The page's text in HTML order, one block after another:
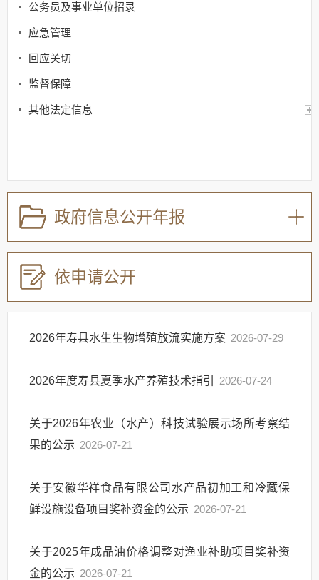
公务员及事业单位招录
应急管理
回应关切
监督保障
其他法定信息
政府信息公开年报
依申请公开
2026年寿县水生生物增殖放流实施方案 2026-07-29
2026年度寿县夏季水产养殖技术指引 2026-07-24
关于2026年农业（水产）科技试验展示场所考察结
果的公示 2026-07-21
关于安徽华祥食品有限公司水产品初加工和冷藏保
鲜设施设备项目奖补资金的公示 2026-07-21
关于2025年成品油价格调整对渔业补助项目奖补资
金的公示 2026-07-21